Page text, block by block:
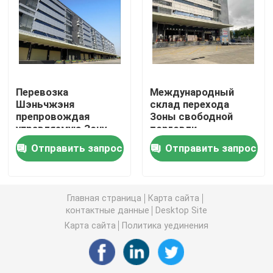
Склад для хранения неоплаченных грузов Гонконга
Обслуживание склада для хранения неоплаченных
Зона свободной торговли Китая
Зона свободной торговли Шэньчжэня
Агент экспорта Китая
Перевозка
Шэньчжэня
препровождая
управляемую Зону
свободной торговли
снабжения третьей
стороны
Отправить запрос
Международный
склад перехода
Зоны свободной
торговли
Шэньчжэня
Отправить запрос
Главная страница
Карта сайта
контактные данные
Desktop Site
Карта сайта
Политика уединения